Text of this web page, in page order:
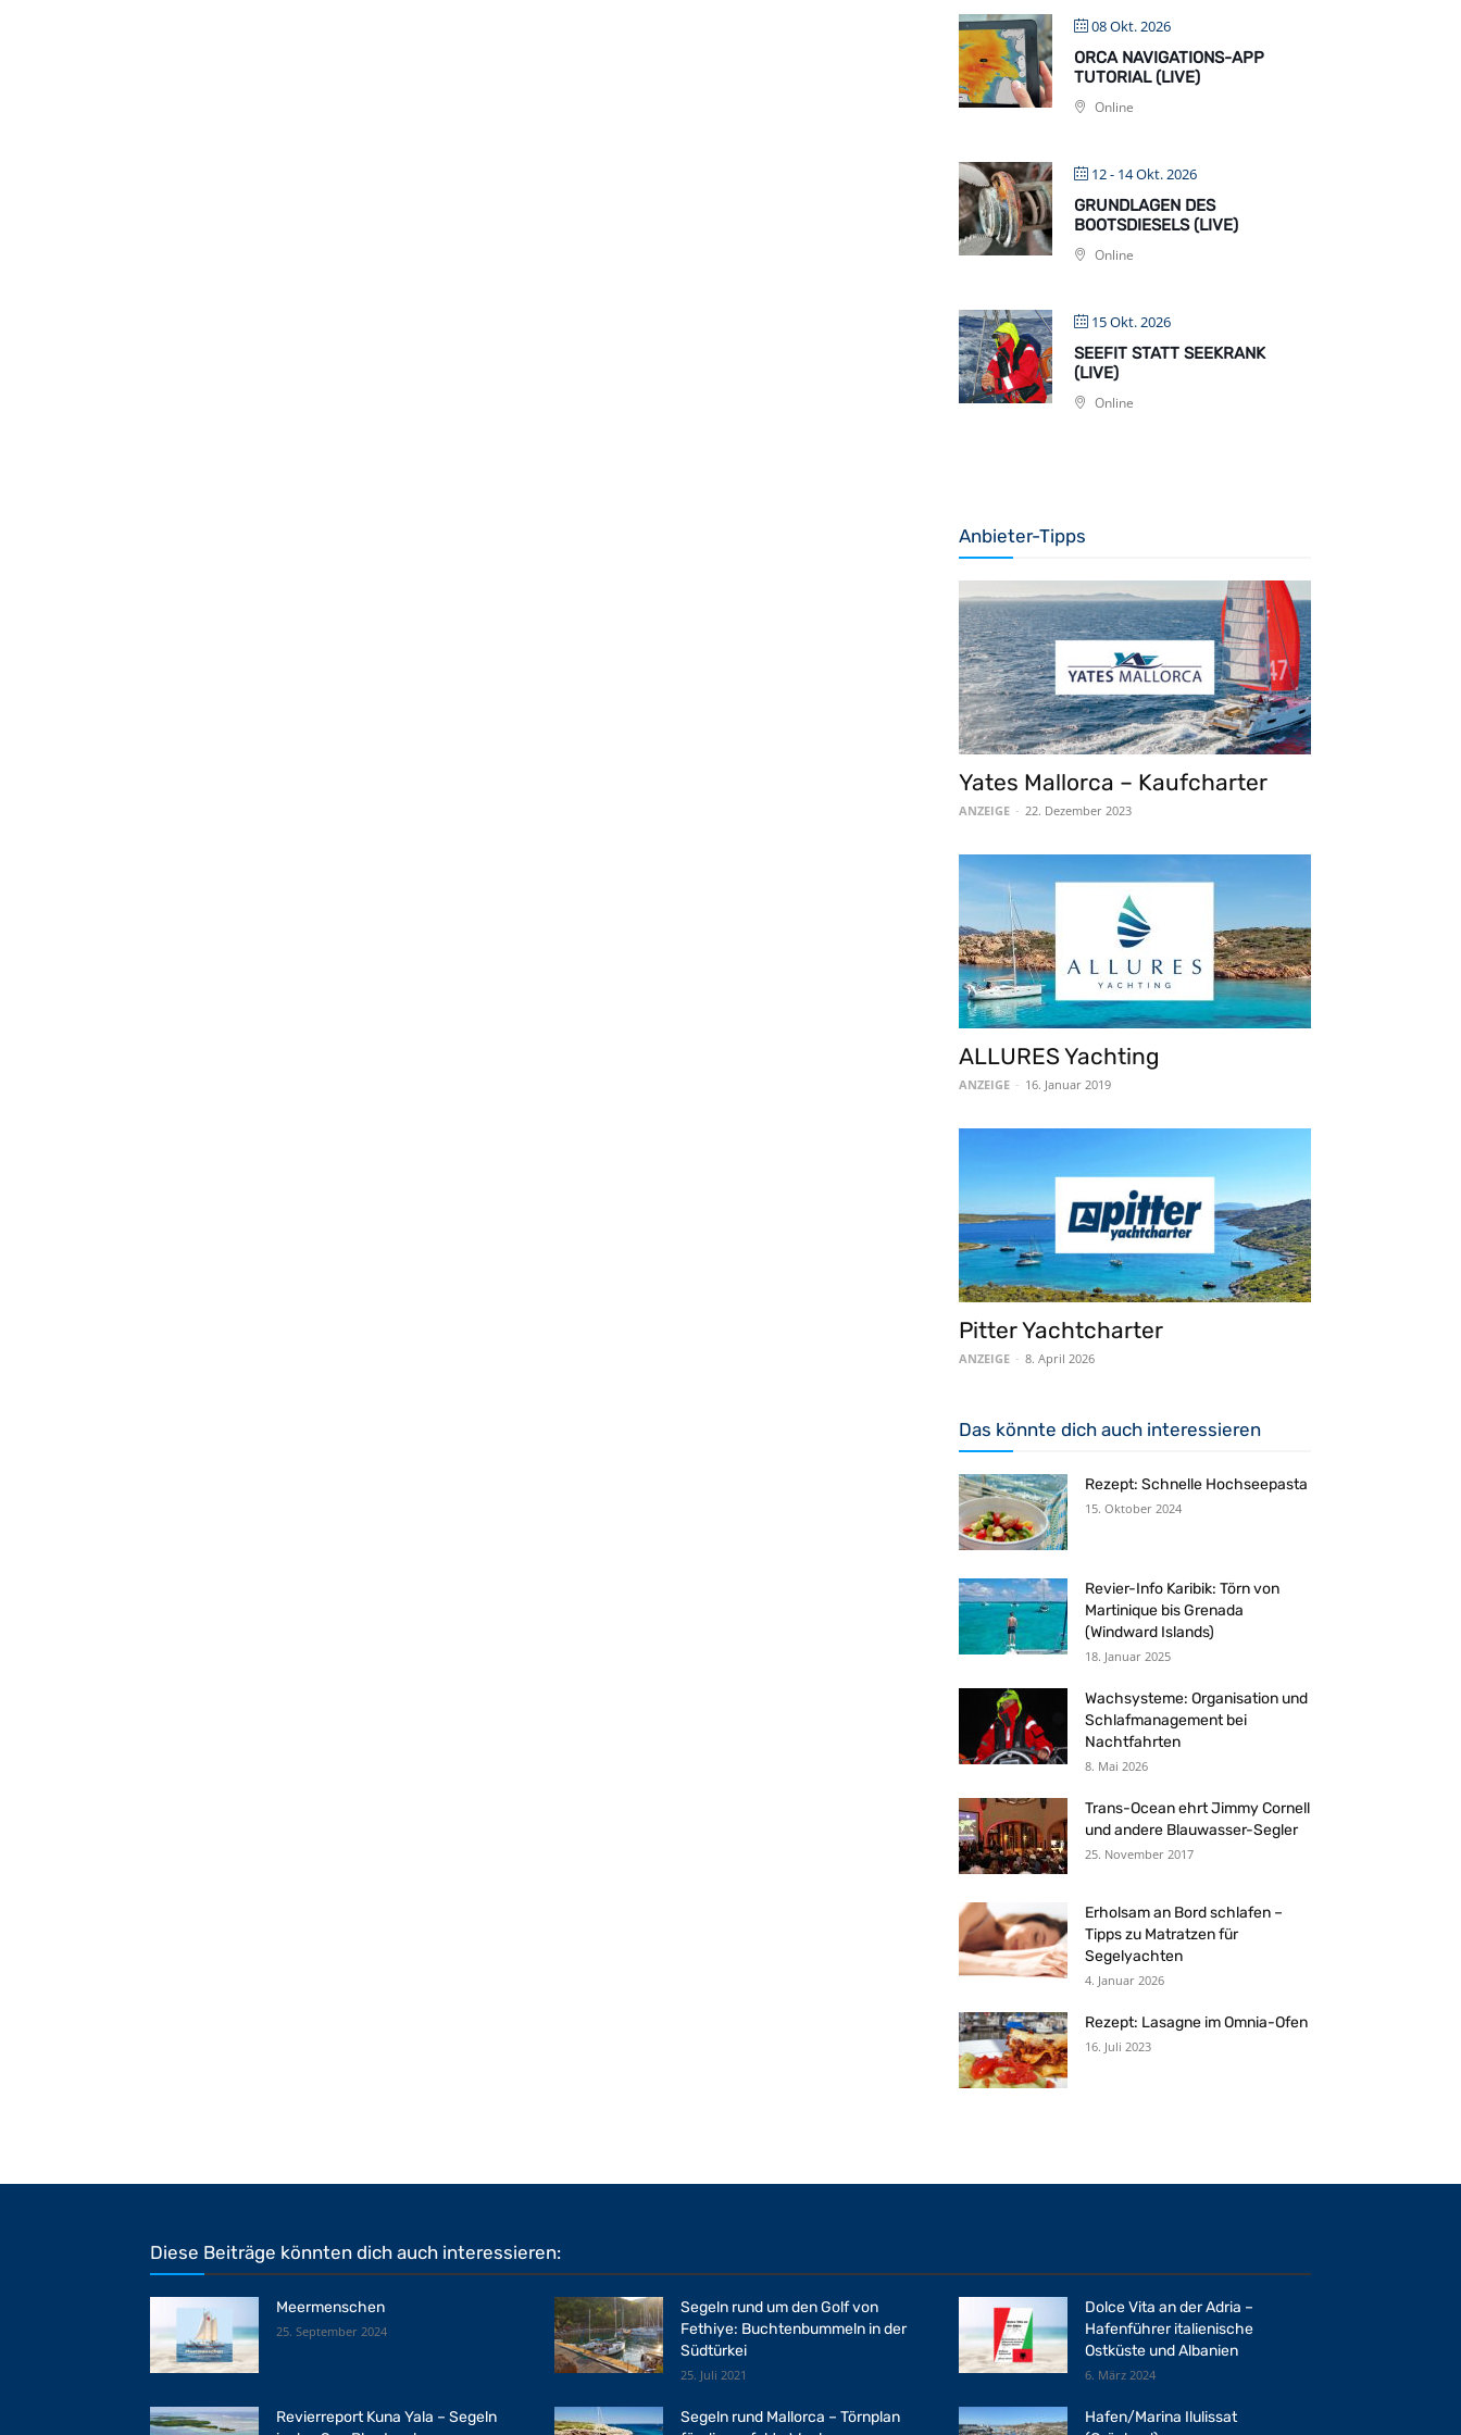
08 Okt. 2026
ORCA NAVIGATIONS-APP
TUTORIAL (LIVE)
Online
12 - 14 Okt. 2026
GRUNDLAGEN DES
BOOTSDIESELS (LIVE)
Online
15 Okt. 2026
SEEFIT STATT SEEKRANK
(LIVE)
Online
Anbieter-Tipps
Yates Mallorca – Kaufcharter
ANZEIGE - 22. Dezember 2023
ALLURES Yachting
ANZEIGE - 16. Januar 2019
Pitter Yachtcharter
ANZEIGE - 8. April 2026
Das könnte dich auch interessieren
Rezept: Schnelle Hochseepasta
15. Oktober 2024
Revier-Info Karibik: Törn von
Martinique bis Grenada
(Windward Islands)
18. Januar 2025
Wachsysteme: Organisation und
Schlafmanagement bei
Nachtfahrten
8. Mai 2026
Trans-Ocean ehrt Jimmy Cornell
und andere Blauwasser-Segler
25. November 2017
Erholsam an Bord schlafen –
Tipps zu Matratzen für
Segelyachten
4. Januar 2026
Rezept: Lasagne im Omnia-Ofen
16. Juli 2023
Diese Beiträge könnten dich auch interessieren:
Meermenschen
25. September 2024
Segeln rund um den Golf von
Fethiye: Buchtenbummeln in der
Südtürkei
25. Juli 2021
Dolce Vita an der Adria –
Hafenführer italienische
Ostküste und Albanien
6. März 2024
Revierreport Kuna Yala – Segeln
Segeln rund Mallorca – Törnplan
Hafen/Marina Ilulissat